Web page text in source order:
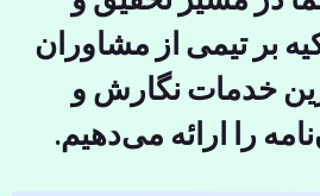
بر تیمی از مشاوران
خدمات نگارش و
را ارائه می‌دهیم.